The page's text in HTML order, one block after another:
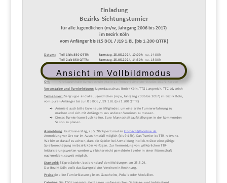
Ansicht im Vollbildmodus